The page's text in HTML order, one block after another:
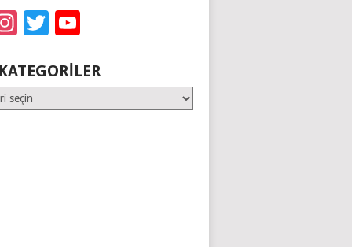
Instagram
Twitter